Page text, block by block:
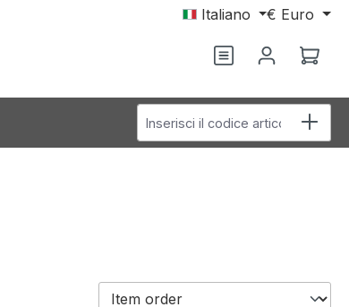
Italiano € Euro
Hai 0 articoliIl
Inserisci il codice articolo